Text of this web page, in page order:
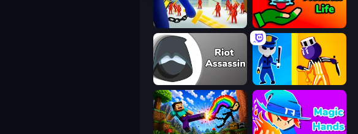
Slasher Monster Life
Riot Assassin